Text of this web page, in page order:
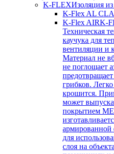
K-FLEXИзоляция
K-Flex AL
K-Flex AIRK-
Техническая
каучука для
вентиляции и
Материал не
не поглощает
грибков.
крошится.
может
покрытием
армированной
для
слоя на